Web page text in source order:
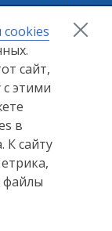
Яндекс
cookies
сайт,
с этими
в
К сайту
файлы